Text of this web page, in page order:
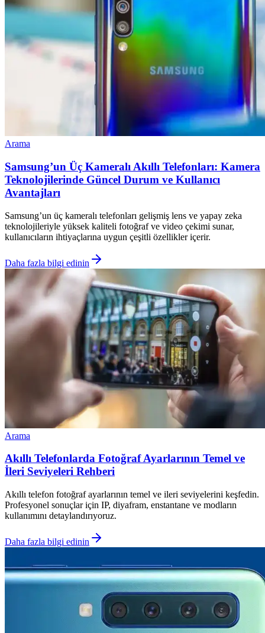
Arama
Samsung’un Üç Kameralı Akıllı Telefonları: Kamera
Teknolojilerinde Güncel Durum ve Kullanıcı
Avantajları
Samsung’un üç kameralı telefonları gelişmiş lens ve yapay zeka
teknolojileriyle yüksek kaliteli fotoğraf ve video çekimi sunar,
kullanıcıların ihtiyaçlarına uygun çeşitli özellikler içerir.
Daha fazla bilgi edinin
Arama
Akıllı Telefonlarda Fotoğraf Ayarlarının Temel ve
İleri Seviyeleri Rehberi
Akıllı telefon fotoğraf ayarlarının temel ve ileri seviyelerini keşfedin.
Profesyonel sonuçlar için IP, diyafram, enstantane ve modların
kullanımını detaylandırıyoruz.
Daha fazla bilgi edinin